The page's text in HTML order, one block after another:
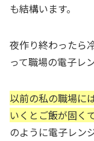
も結構います。
夜作り終わったら
って職場の電子レ
以前の私の職場に
いくとご飯が固く
のように電子レン